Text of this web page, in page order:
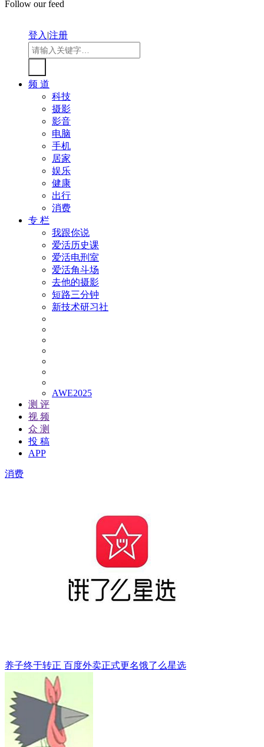
Follow our feed
登入|注册
频 道
科技
摄影
影音
电脑
手机
居家
娱乐
健康
出行
消费
专 栏
我跟你说
爱活历史课
爱活电刑室
爱活角斗场
去他的摄影
短路三分钟
新技术研习社
AWE2025
测 评
视 频
众 测
投 稿
APP
消费
养子终于转正 百度外卖正式更名饿了么星选